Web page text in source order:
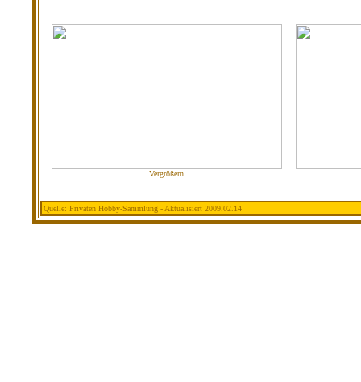
Vergrößern
Quelle: Privaten Hobby-Sammlung - Aktualisiert 2009.02.14